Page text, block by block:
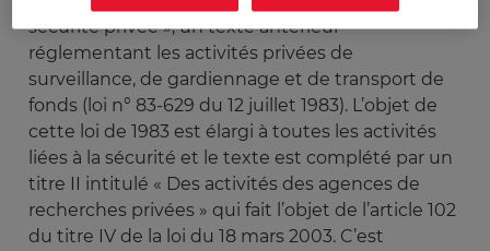
sécurité privée », un texte antérieur
réglementant les activités privées de
surveillance, de gardiennage et de transport de
fonds (loi n° 83-629 du 12 juillet 1983). L’objet de
cette loi de 1983 est élargi à toutes les activités
liées à la sécurité et le texte est complété par un
titre II intitulé « Des activités des agences de
recherches privées » qui fait l’objet de l’article 102
du titre IV de la loi du 18 mars 2003. C’est